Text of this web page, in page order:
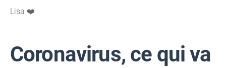
Lisa ❤️
Coronavirus, ce qui va